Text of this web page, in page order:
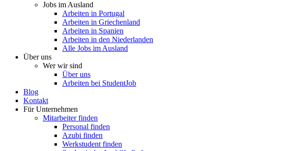
Jobs im Ausland
Arbeiten in Portugal
Arbeiten in Griechenland
Arbeiten in Spanien
Arbeiten in den Niederlanden
Alle Jobs im Ausland
Über uns
Wer wir sind
Über uns
Arbeiten bei StudentJob
Blog
Kontakt
Für Unternehmen
Mitarbeiter finden
Personal finden
Azubi finden
Werkstudent finden